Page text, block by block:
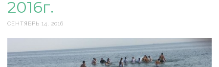
2016г.
СЕНТЯБРЬ 14, 2016